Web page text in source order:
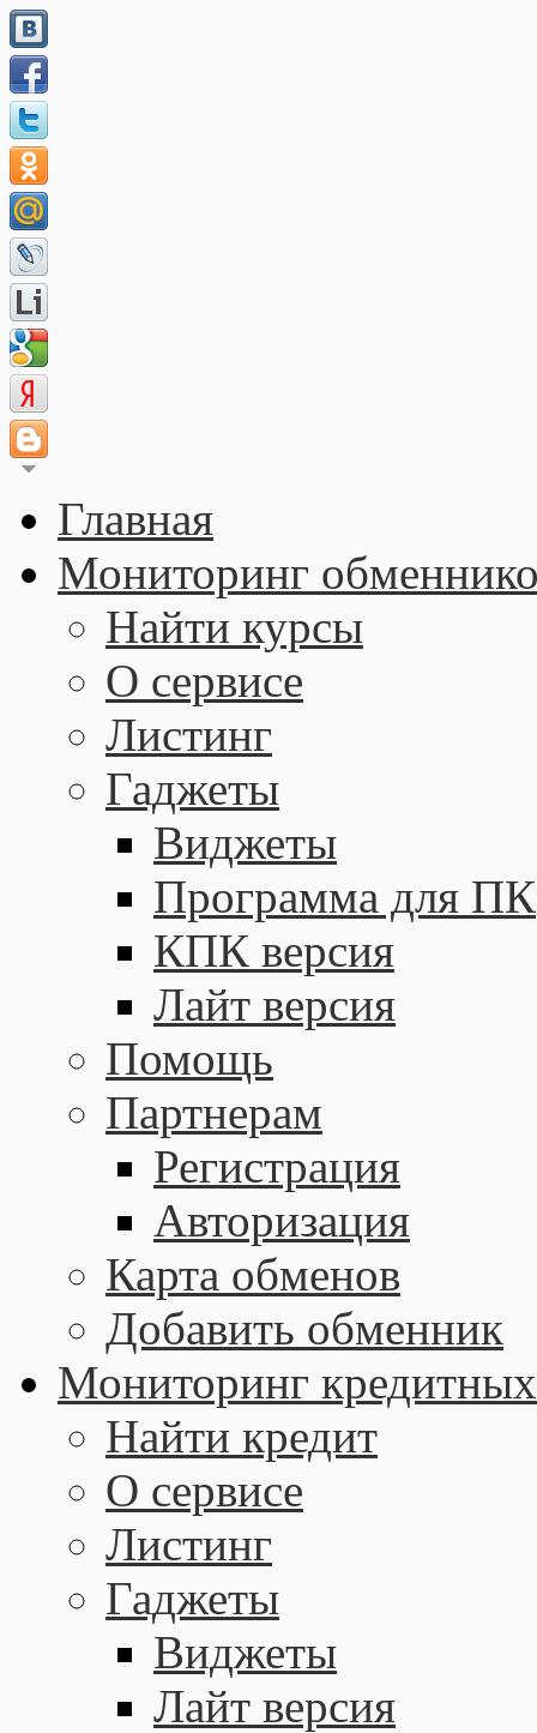
Главная
Мониторинг
Найти курсы
О сервисе
Листинг
Гаджеты
Виджеты
Программа для ПК
КПК версия
Лайт версия
Помощь
Партнерам
Регистрация
Авторизация
Карта обменов
Добавить обменник
Мониторинг кредитных
Найти кредит
О сервисе
Листинг
Гаджеты
Виджеты
Лайт версия